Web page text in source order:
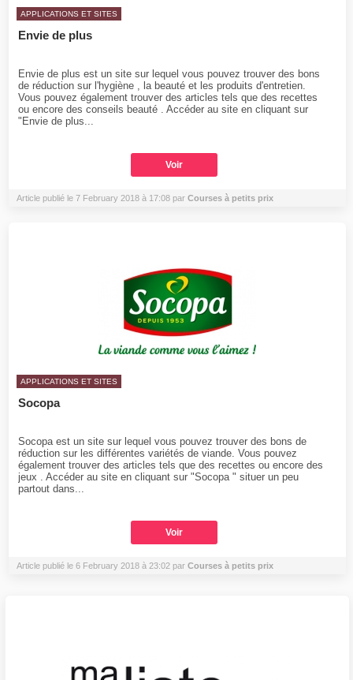
APPLICATIONS ET SITES
Envie de plus
Envie de plus est un site sur lequel vous pouvez trouver des bons
de réduction sur l'hygiène , la beauté et les produits d'entretien.
Vous pouvez également trouver des articles tels que des recettes
ou encore des conseils beauté . Accéder au site en cliquant sur
"Envie de plus...
Voir
Article publié le 7 February 2018 à 17:08 par Courses à petits prix
APPLICATIONS ET SITES
Socopa
Socopa est un site sur lequel vous pouvez trouver des bons de
réduction sur les différentes variétés de viande. Vous pouvez
également trouver des articles tels que des recettes ou encore des
jeux . Accéder au site en cliquant sur "Socopa " situer un peu
partout dans...
Voir
Article publié le 6 February 2018 à 23:02 par Courses à petits prix